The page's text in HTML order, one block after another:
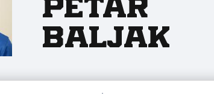
Petar
Baljak